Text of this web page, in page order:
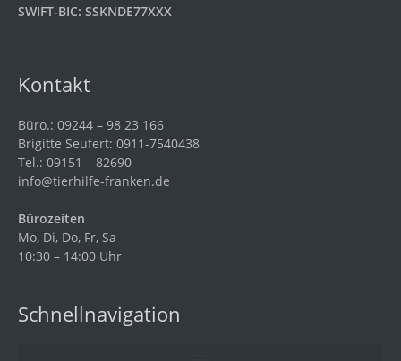
SWIFT-BIC: SSKNDE77XXX
Kontakt
Büro.: 09244 – 98 23 166
Brigitte Seufert: 0911-7540438
Tel.: 09151 – 82690
info@tierhilfe-franken.de
Bürozeiten
Mo, Di, Do, Fr, Sa
10:30 – 14:00 Uhr
Schnellnavigation